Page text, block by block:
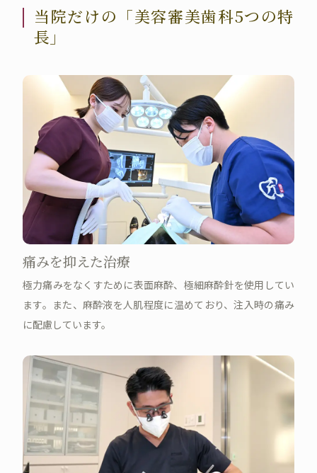
当院だけの「美容審美歯科5つの特
長」
痛みを抑えた治療
極力痛みをなくすために表面麻酔、極細麻酔針を使用してい
ます。また、麻酔液を人肌程度に温めており、注入時の痛み
に配慮しています。